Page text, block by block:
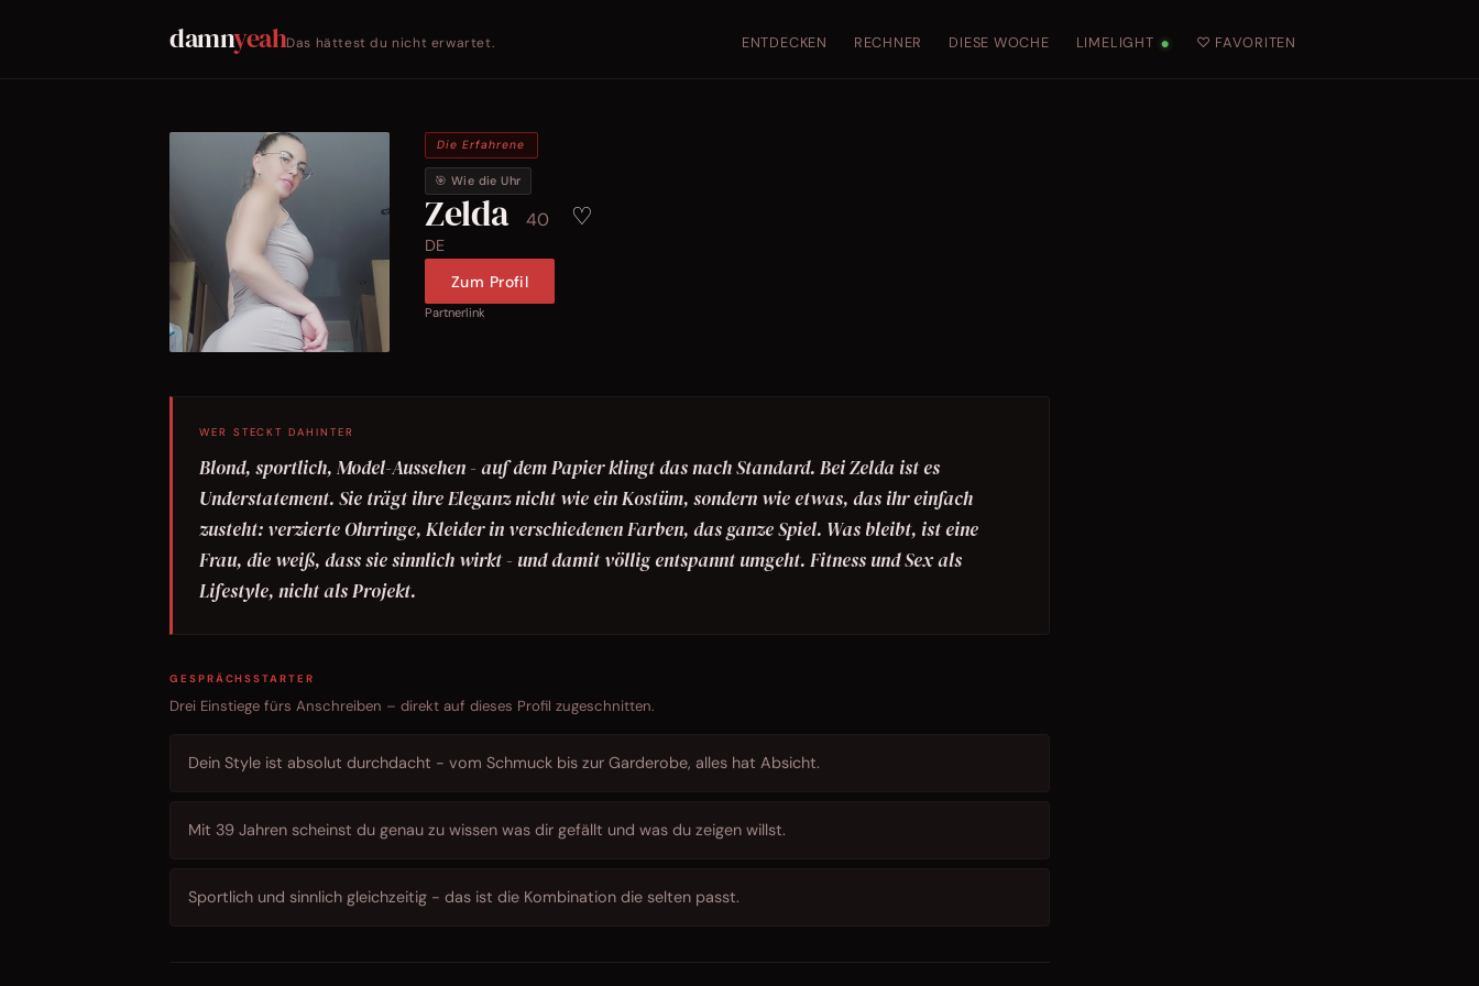
damnyeahDas hättest du nicht erwartet. ENTDECKEN RECHNER DIESE WOCHE LIMELIGHT ● ♡ FAVORITEN
Die Erfahrene
🎯 Wie die Uhr
Zelda 40 ♡
DE
Zum Profil
Partnerlink
WER STECKT DAHINTER
Blond, sportlich, Model-Aussehen - auf dem Papier klingt das nach Standard. Bei Zelda ist es
Understatement. Sie trägt ihre Eleganz nicht wie ein Kostüm, sondern wie etwas, das ihr einfach
zusteht: verzierte Ohrringe, Kleider in verschiedenen Farben, das ganze Spiel. Was bleibt, ist eine
Frau, die weiß, dass sie sinnlich wirkt - und damit völlig entspannt umgeht. Fitness und Sex als
Lifestyle, nicht als Projekt.
GESPRÄCHSSTARTER
Drei Einstiege fürs Anschreiben – direkt auf dieses Profil zugeschnitten.
Dein Style ist absolut durchdacht - vom Schmuck bis zur Garderobe, alles hat Absicht.
Mit 39 Jahren scheinst du genau zu wissen was dir gefällt und was du zeigen willst.
Sportlich und sinnlich gleichzeitig - das ist die Kombination die selten passt.